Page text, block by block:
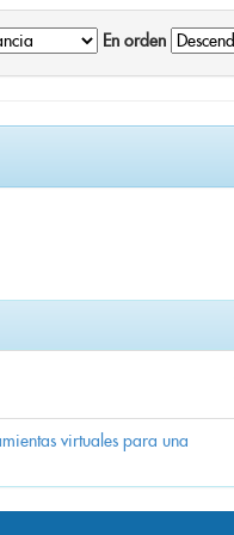
En orden
virtuales para una